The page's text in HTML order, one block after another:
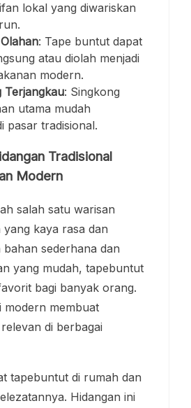
lokal yang diwariskan
: Tape buntut dapat
atau diolah menjadi
modern.
Terjangkau: Singkong
utama mudah
pasar tradisional.
Tradisional
Modern
salah satu warisan
kaya rasa dan
bahan sederhana dan
yang mudah, tapebuntut
bagi banyak orang.
modern membuat
di berbagai
tapebuntut di rumah dan
Hidangan ini